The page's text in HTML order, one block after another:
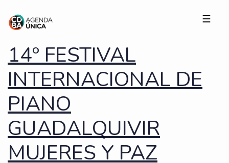
☰
14º FESTIVAL
INTERNACIONAL DE
PIANO
GUADALQUIVIR
MUJERES Y PAZ